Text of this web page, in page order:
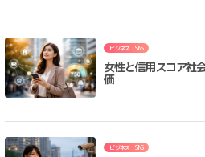
ビジネス・SNS
女性と信用スコア社
価
ビジネス・SNS